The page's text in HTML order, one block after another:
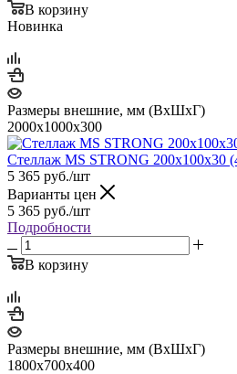
В корзину
Новинка
Размеры внешние, мм (ВхШхГ)
2000x1000x300
Стеллаж MS STRONG 200x100x30
5 365 руб./шт
Варианты цен
5 365 руб./шт
Подробности
В корзину
Размеры внешние, мм (ВхШхГ)
1800х700х400